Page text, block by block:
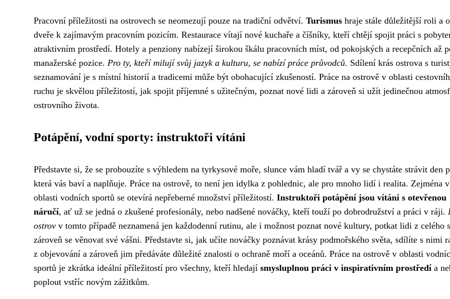
Pracovní příležitosti na ostrovech se neomezují pouze na tradiční odvětví. Turismus hraje stále důležitější roli a
dveře k zajímavým pracovním pozicím. Restaurace vítají nové kuchaře a číšníky, kteří chtějí spojit práci s
atraktivním prostředí. Hotely a penziony nabízejí širokou škálu pracovních míst, od pokojských a recepčních až
manažerské pozice. Pro ty, kteří milují svůj jazyk a kulturu, se nabízí práce průvodců. Sdílení krás ostrova s
seznamování je s místní historií a tradicemi může být obohacující zkušeností. Práce na ostrově v oblasti
ruchu je skvělou příležitostí, jak spojit příjemné s užitečným, poznat nové lidi a zároveň si užít jedinečnou
ostrovního života.
Potápění, vodní sporty: instruktoři vítáni
Představte si, že se probouzíte s výhledem na tyrkysové moře, slunce vám hladí tvář a vy se chystáte strávit den
která vás baví a naplňuje. Práce na ostrově, to není jen idylka z pohlednic, ale pro mnoho lidí i realita. Zejména v
oblasti vodních sportů se otevírá nepřeberné množství příležitostí. Instruktoři potápění jsou vítáni s otevřenou
náručí, ať už se jedná o zkušené profesionály, nebo nadšené nováčky, kteří touží po dobrodružství a práci v ráji.
ostrov v tomto případě neznamená jen každodenní rutinu, ale i možnost poznat nové kultury, potkat lidi z celého
zároveň se věnovat své vášni. Představte si, jak učíte nováčky poznávat krásy podmořského světa, sdílíte s nimi
z objevování a zároveň jim předáváte důležité znalosti o ochraně moří a oceánů. Práce na ostrově v oblasti
sportů je zkrátka ideální příležitostí pro všechny, kteří hledají smysluplnou práci v inspirativním prostředía
poplout vstříc novým zážitkům.